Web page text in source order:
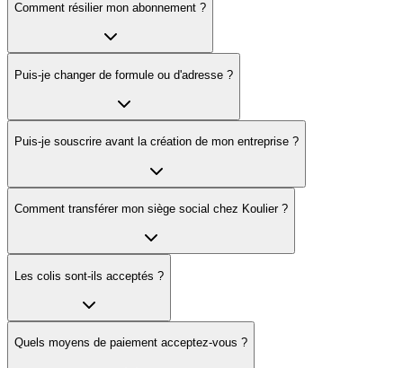
Comment résilier mon abonnement ?
Puis-je changer de formule ou d'adresse ?
Puis-je souscrire avant la création de mon entreprise ?
Comment transférer mon siège social chez Koulier ?
Les colis sont-ils acceptés ?
Quels moyens de paiement acceptez-vous ?